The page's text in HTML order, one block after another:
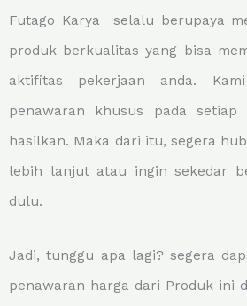
Futago Karya selalu berupaya
produk berkualitas yang bisa
aktifitas pekerjaan anda.
penawaran khusus pada setiap
hasilkan. Maka dari itu, segera
lebih lanjut atau ingin sekedar
dulu.
Jadi, tunggu apa lagi? segera
penawaran harga dari Produk ini